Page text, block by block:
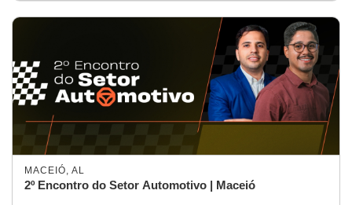
MACEIÓ, AL
2º Encontro do Setor Automotivo | Maceió